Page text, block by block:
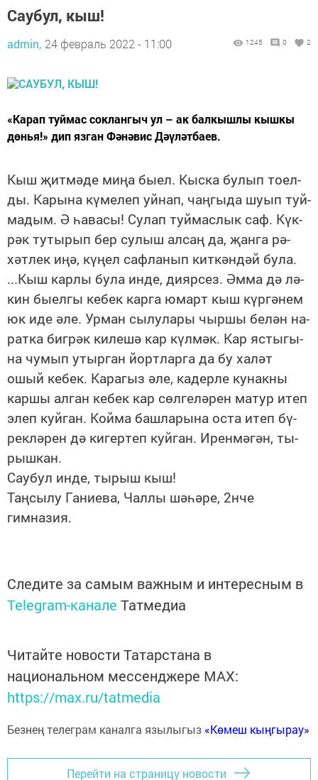
Саубул, кыш!
admin, 24 февраль 2022 - 11:00 1245 0 2
«Карап туймас соклангыч ул – ак балкышлы кышкы
дөнья!» дип язган Фәнәвис Дәүләтбаев.
Кыш җит­мә­де ми­ңа бы­ел. Кыс­ка бу­лып то­ел­
ды. Ка­ры­на кү­ме­леп уй­нап, чаң­гы­да шу­ып туй­
ма­дым. Ә һа­ва­сы! Сулап туй­мас­лык саф. Күк­
рәк ту­ты­рып бер су­лыш ал­саң да, җан­га рә­
хәт­лек иңә, кү­ңел саф­ла­нып кит­кән­дәй бу­ла.
...Кыш кар­лы бу­ла ин­де, ди­яр­сез. Әм­ма дә лә­
кин бы­ел­гы ке­бек кар­га юмарт кыш күр­гә­нем
юк иде әле. Ур­ман сы­лу­ла­ры чыр­шы бе­лән на­
рат­ка биг­рәк ки­ле­шә кар күл­мәк. Кар яс­ты­гы­
на чу­мып утыр­ган йорт­лар­га да бу ха­ләт
ошый ке­бек. Ка­ра­гыз әле, ка­дер­ле ку­нак­ны
кар­шы ал­ган ке­бек кар сөл­ге­лә­рен ма­тур итеп
элеп куй­ган. Кой­ма баш­ла­ры­на ос­та итеп бү­
рек­лә­рен дә ки­гер­теп куй­ган. Ирен­мә­гән, ты­
рыш­кан.
Сау­бул ин­де, ты­рыш кыш!
Таңсылу Ганиева, Чаллы шәһәре, 2нче
гимназия.
Следите за самым важным и интересным в
Telegram-канале Татмедиа
Читайте новости Татарстана в
национальном мессенджере MАХ:
https://max.ru/tatmedia
Безнең телеграм каналга язылыгыз «Көмеш кыңгырау»
Перейти на страницу новости